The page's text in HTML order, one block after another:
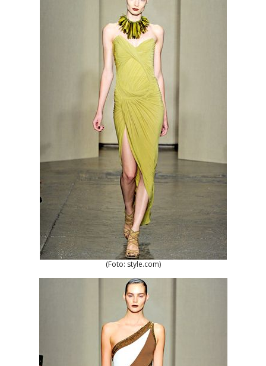
(Foto: style.com)